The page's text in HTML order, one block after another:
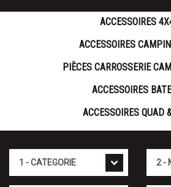
ACCESSOIRES
ACCESSOIRES
PIÈCES CARROSSERIE
ACCESSOIRES
ACCESSOIRES QUAD